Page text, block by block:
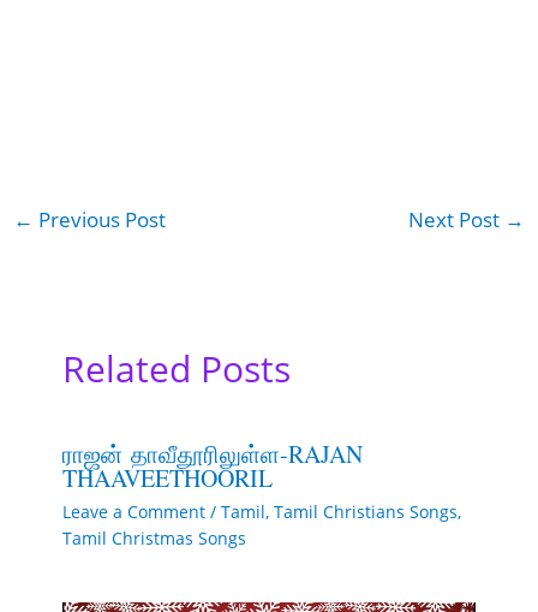
← Previous Post Next Post →
Related Posts
ராஜன் தாவீதூரிலுள்ள-RAJAN
THAAVEETHOORIL
Leave a Comment / Tamil, Tamil Christians Songs,
Tamil Christmas Songs